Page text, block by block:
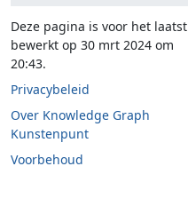
Deze pagina is voor het laatst
bewerkt op 30 mrt 2024 om
20:43.
Privacybeleid
Over Knowledge Graph
Kunstenpunt
Voorbehoud